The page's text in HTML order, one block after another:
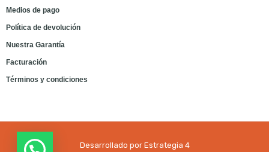
Medios de pago
Política de devolución
Nuestra Garantía
Facturación
Términos y condiciones
Desarrollado por Estrategia 4